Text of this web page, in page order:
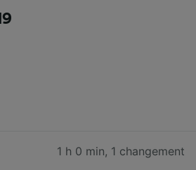
1 h 0 min, 1 changement